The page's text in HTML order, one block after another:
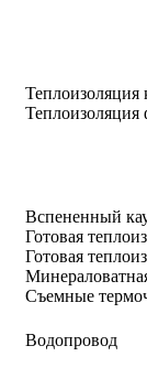
Теплоизоляция
Теплоизоляция
Вспененный
Готовая
Готовая
Съемные
Водопровод